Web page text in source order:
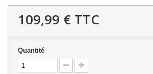
109,99 € TTC
Quantité